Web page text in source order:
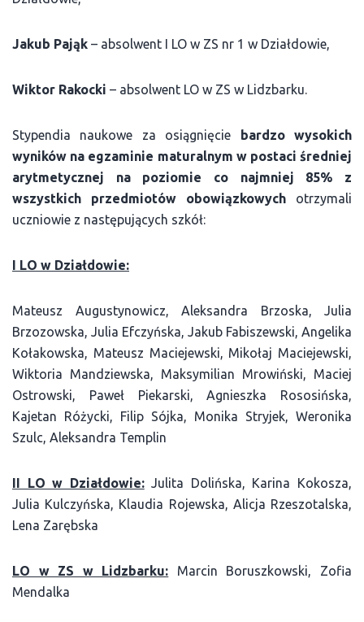
Jakub Pająk – absolwent I LO w ZS nr 1 w Działdowie,
Wiktor Rakocki – absolwent LO w ZS w Lidzbarku.
Stypendia naukowe za osiągnięcie bardzo
wysokich
wyników na egzaminie maturalnym w postaci średniej
arytmetycznej na poziomie co najmniej 85% z
wszystkich przedmiotów obowiązkowych otrzymali
uczniowie z następujących szkół:
I LO w Działdowie:
Mateusz Augustynowicz, Aleksandra Brzoska, Julia
Brzozowska, Julia Efczyńska, Jakub Fabiszewski, Angelika
Kołakowska, Mateusz Maciejewski, Mikołaj Maciejewski,
Wiktoria Mandziewska, Maksymilian Mrowiński, Maciej
Ostrowski, Paweł Piekarski, Agnieszka Rososińska,
Kajetan Różycki, Filip Sójka, Monika Stryjek, Weronika
Szulc, Aleksandra Templin
II LO w Działdowie:Julita Dolińska, Karina Kokosza,
Julia Kulczyńska, Klaudia Rojewska, Alicja Rzeszotalska,
Lena Zarębska
LO w ZS w Lidzbarku: Marcin Boruszkowski, Zofia
Mendalka